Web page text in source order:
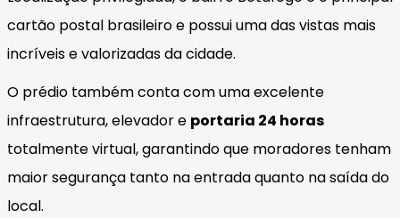
cartão postal brasileiro e possui uma das vistas mais
incríveis e valorizadas da cidade.
O prédio também conta com uma excelente
infraestrutura, elevador e portaria 24 horas
totalmente virtual, garantindo que moradores tenham
maior segurança tanto na entrada quanto na saída do
local.